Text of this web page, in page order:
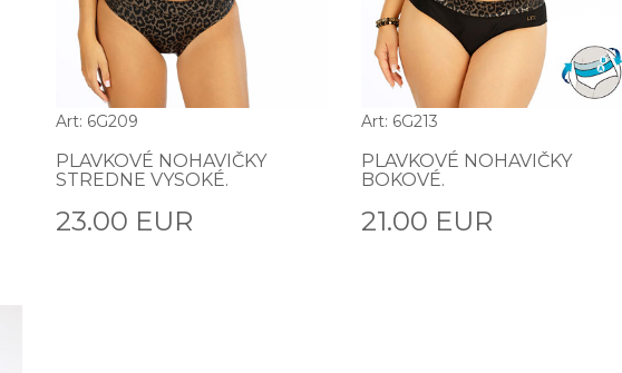
Art: 6G209
PLAVKOVÉ NOHAVIČKY
STREDNE VYSOKÉ.
23.00 EUR
Art: 6G213
PLAVKOVÉ NOHAVIČKY
BOKOVÉ.
21.00 EUR